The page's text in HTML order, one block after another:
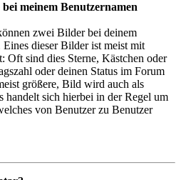
meinem Benutzernamen
zwei Bilder bei deinem
Eines dieser Bilder ist meist mit
Oft sind dies Sterne, Kästchen oder
oder deinen Status im Forum
größere, Bild wird auch als
handelt sich hierbei in der Regel um
von Benutzer zu Benutzer